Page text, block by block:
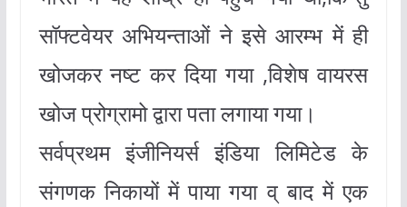
सॉफ्टवेयर अभियन्ताओं ने इसे आरम्भ में ही
खोजकर नष्ट कर दिया गया ,विशेष वायरस
खोज प्रोग्रामो द्वारा पता लगाया गया।
सर्वप्रथम इंजीनियर्स इंडिया लिमिटेड के
संगणक निकायों में पाया गया व् बाद में एक